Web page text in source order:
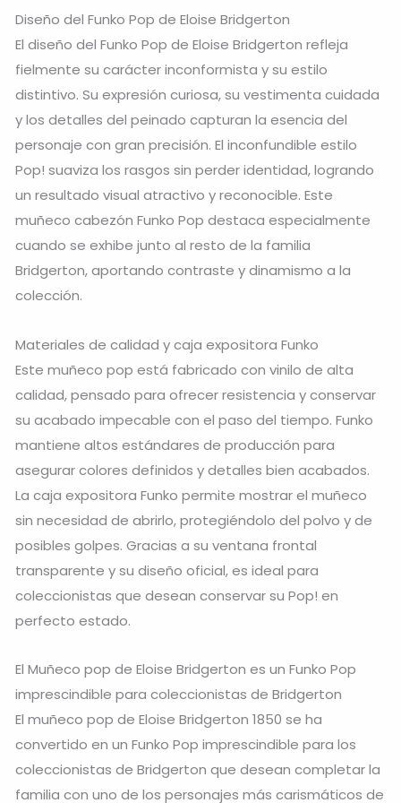
Diseño del Funko Pop de Eloise Bridgerton
El diseño del Funko Pop de Eloise Bridgerton refleja
fielmente su carácter inconformista y su estilo
distintivo. Su expresión curiosa, su vestimenta cuidada
y los detalles del peinado capturan la esencia del
personaje con gran precisión. El inconfundible estilo
Pop! suaviza los rasgos sin perder identidad, logrando
un resultado visual atractivo y reconocible. Este
muñeco cabezón Funko Pop destaca especialmente
cuando se exhibe junto al resto de la familia
Bridgerton, aportando contraste y dinamismo a la
colección.
Materiales de calidad y caja expositora Funko
Este muñeco pop está fabricado con vinilo de alta
calidad, pensado para ofrecer resistencia y conservar
su acabado impecable con el paso del tiempo. Funko
mantiene altos estándares de producción para
asegurar colores definidos y detalles bien acabados.
La caja expositora Funko permite mostrar el muñeco
sin necesidad de abrirlo, protegiéndolo del polvo y de
posibles golpes. Gracias a su ventana frontal
transparente y su diseño oficial, es ideal para
coleccionistas que desean conservar su Pop! en
perfecto estado.
El Muñeco pop de Eloise Bridgerton es un Funko Pop
imprescindible para coleccionistas de Bridgerton
El muñeco pop de Eloise Bridgerton 1850 se ha
convertido en un Funko Pop imprescindible para los
coleccionistas de Bridgerton que desean completar la
familia con uno de los personajes más carismáticos de